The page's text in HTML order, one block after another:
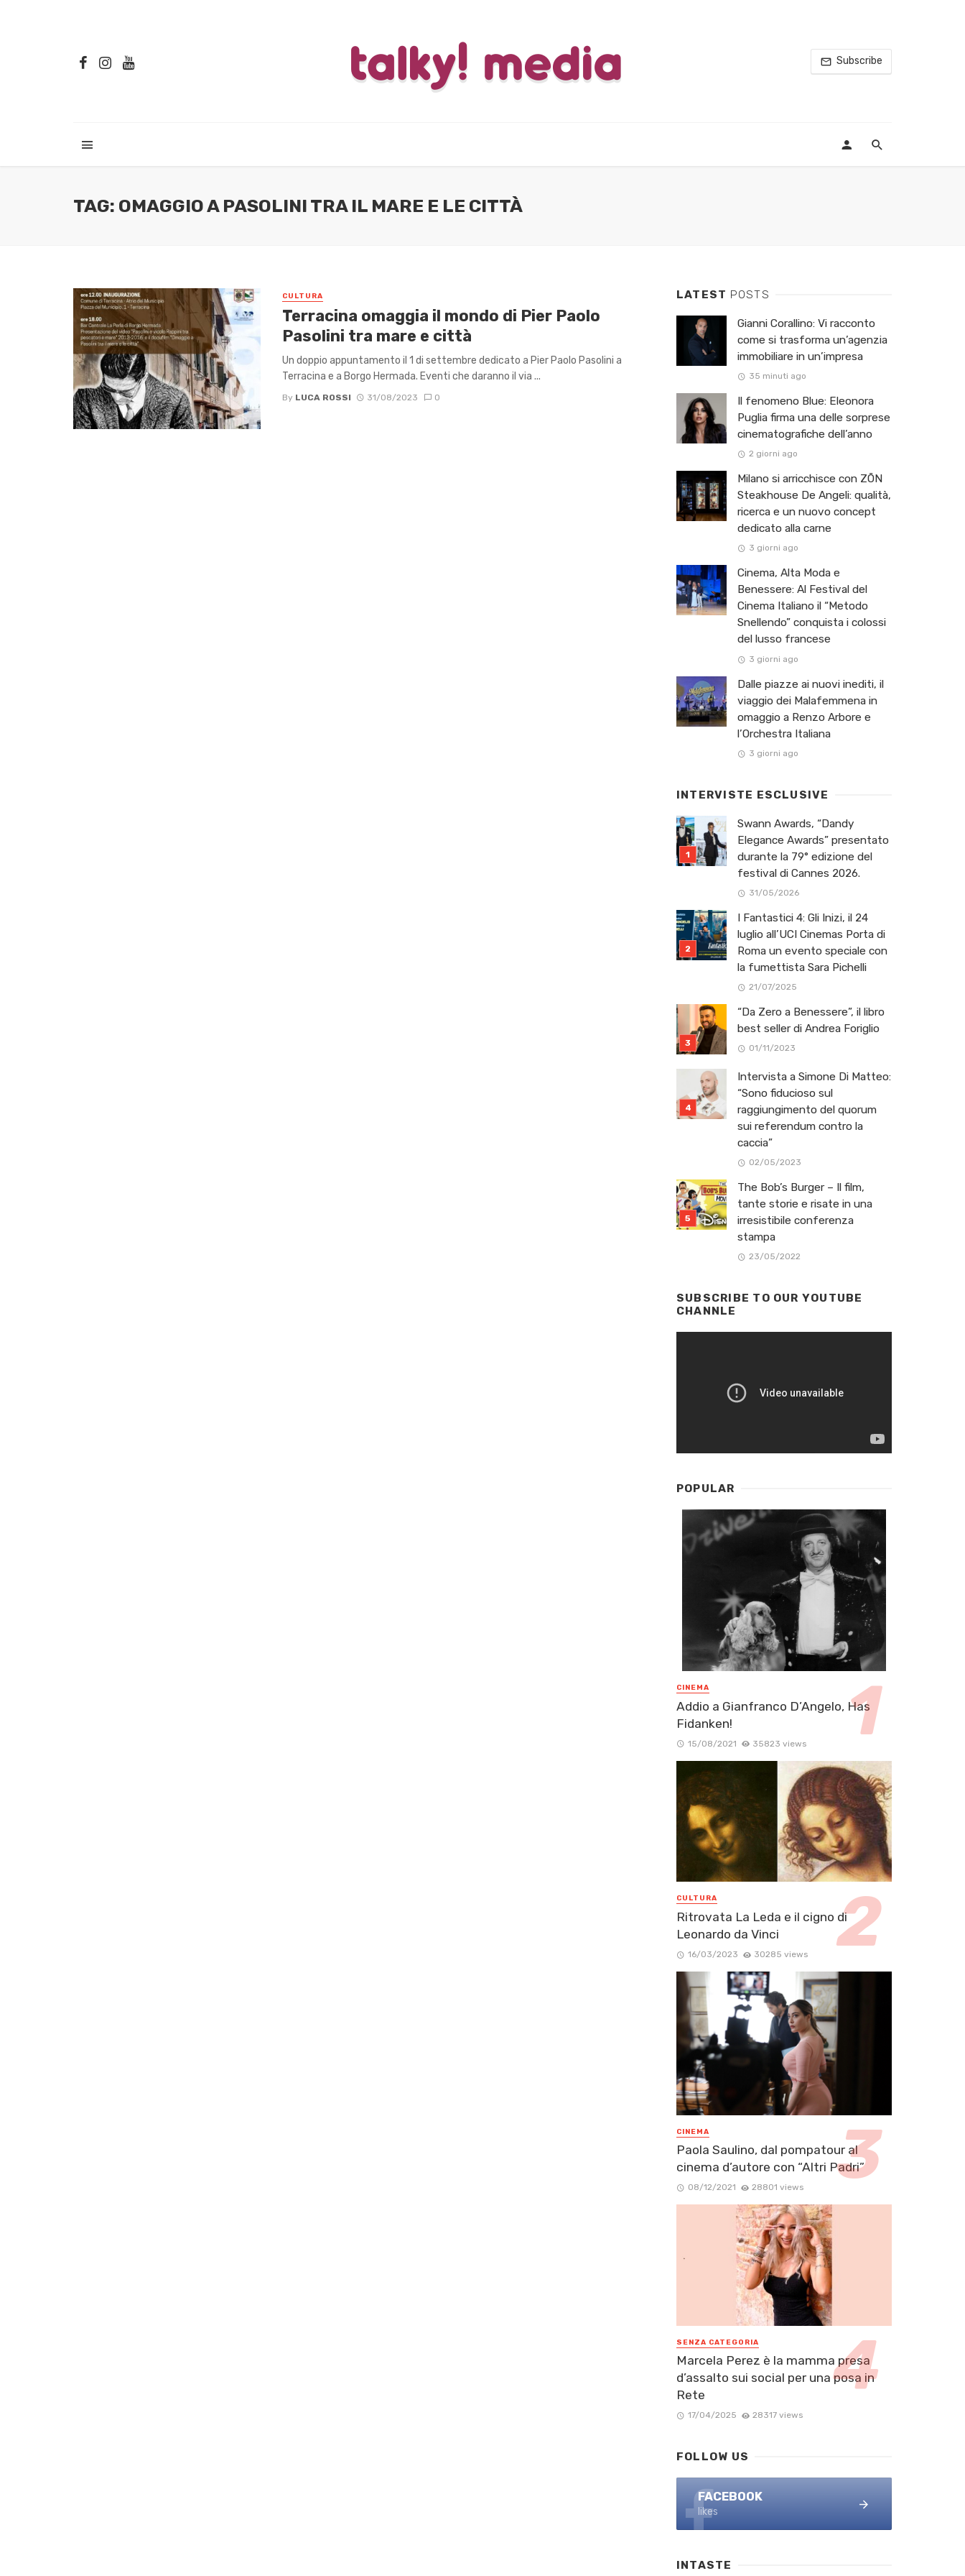
Subscribe
TAG: OMAGGIO A PASOLINI TRA IL MARE E LE CITTÀ
CULTURA
Terracina omaggia il mondo di Pier Paolo
Pasolini tra mare e città
Un doppio appuntamento il 1 di settembre dedicato a Pier Paolo Pasolini a
Terracina e a Borgo Hermada. Eventi che daranno il via ...
By LUCA ROSSI 31/08/2023 0
LATEST POSTS
Gianni Corallino: Vi racconto
come si trasforma un’agenzia
immobiliare in un’impresa
35 minuti ago
Il fenomeno Blue: Eleonora
Puglia firma una delle sorprese
cinematografiche dell’anno
2 giorni ago
Milano si arricchisce con ZŌN
Steakhouse De Angeli: qualità,
ricerca e un nuovo concept
dedicato alla carne
3 giorni ago
Cinema, Alta Moda e
Benessere: Al Festival del
Cinema Italiano il “Metodo
Snellendo” conquista i colossi
del lusso francese
3 giorni ago
Dalle piazze ai nuovi inediti, il
viaggio dei Malafemmena in
omaggio a Renzo Arbore e
l’Orchestra Italiana ​
3 giorni ago
INTERVISTE ESCLUSIVE
Swann Awards, “Dandy
Elegance Awards” presentato
durante la 79° edizione del
festival di Cannes 2026.
31/05/2026
I Fantastici 4: Gli Inizi, il 24
luglio all’UCI Cinemas Porta di
Roma un evento speciale con
la fumettista Sara Pichelli
21/07/2025
“Da Zero a Benessere”, il libro
best seller di Andrea Foriglio
01/11/2023
Intervista a Simone Di Matteo:
“Sono fiducioso sul
raggiungimento del quorum
sui referendum contro la
caccia”
02/05/2023
The Bob’s Burger – Il film,
tante storie e risate in una
irresistibile conferenza
stampa
23/05/2022
SUBSCRIBE TO OUR YOUTUBE
CHANNLE
POPULAR
CINEMA
Addio a Gianfranco D’Angelo, Has
Fidanken!
15/08/2021 35823 views
CULTURA
Ritrovata La Leda e il cigno di
Leonardo da Vinci
16/03/2023 30285 views
CINEMA
Paola Saulino, dal pompatour al
cinema d’autore con “Altri Padri”
08/12/2021 28801 views
SENZA CATEGORIA
Marcela Perez è la mamma presa
d’assalto sui social per una posa in
Rete
17/04/2025 28317 views
FOLLOW US
FACEBOOK
likes
INTASTE